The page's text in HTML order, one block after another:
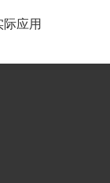
应用